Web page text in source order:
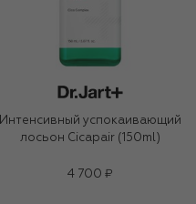
Интенсивный успокаивающий
лосьон Cicapair (150ml)
4 700 ₽